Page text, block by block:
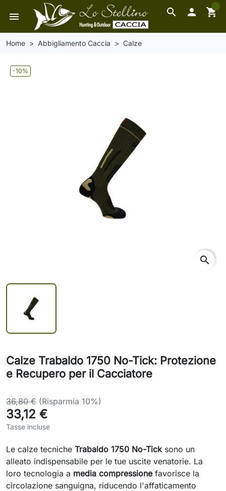
search
menu  shopping_cart
0
Home Abbigliamento Caccia Calze
-10%
search
Calze Trabaldo 1750 No-Tick: Protezione
e Recupero per il Cacciatore
36,80 € (Risparmia 10%)
33,12 €
Tasse incluse
Le calze tecniche Trabaldo 1750 No-Ticksono un
alleato indispensabile per le tue uscite venatorie. La
loro tecnologia a media compressionefavorisce la
circolazione sanguigna, riducendo l'affaticamento